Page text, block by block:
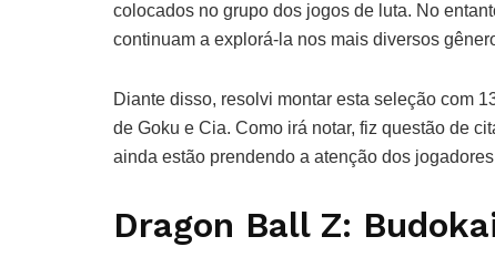
colocados no grupo dos jogos de luta. No
continuam a explorá-la nos mais diversos
Diante disso, resolvi montar esta seleção com
de Goku e Cia. Como irá notar, fiz questão de
ainda estão prendendo a atenção dos
Dragon Ball Z: